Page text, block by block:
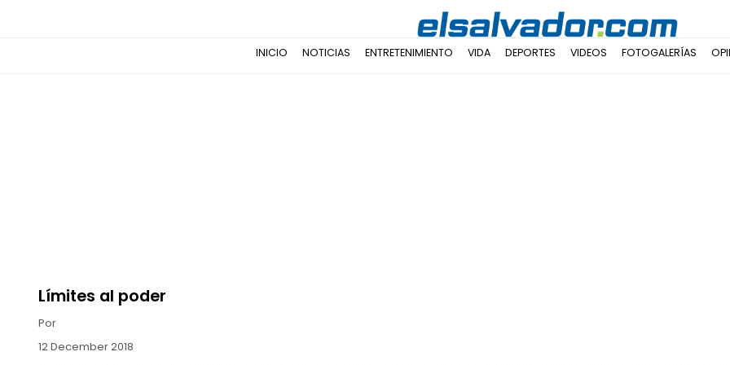
INICIO NOTICIAS ENTRETENIMIENTO VIDA DEPORTES VIDEOS FOTOGALERÍAS
Límites al poder
Por
12 December 2018